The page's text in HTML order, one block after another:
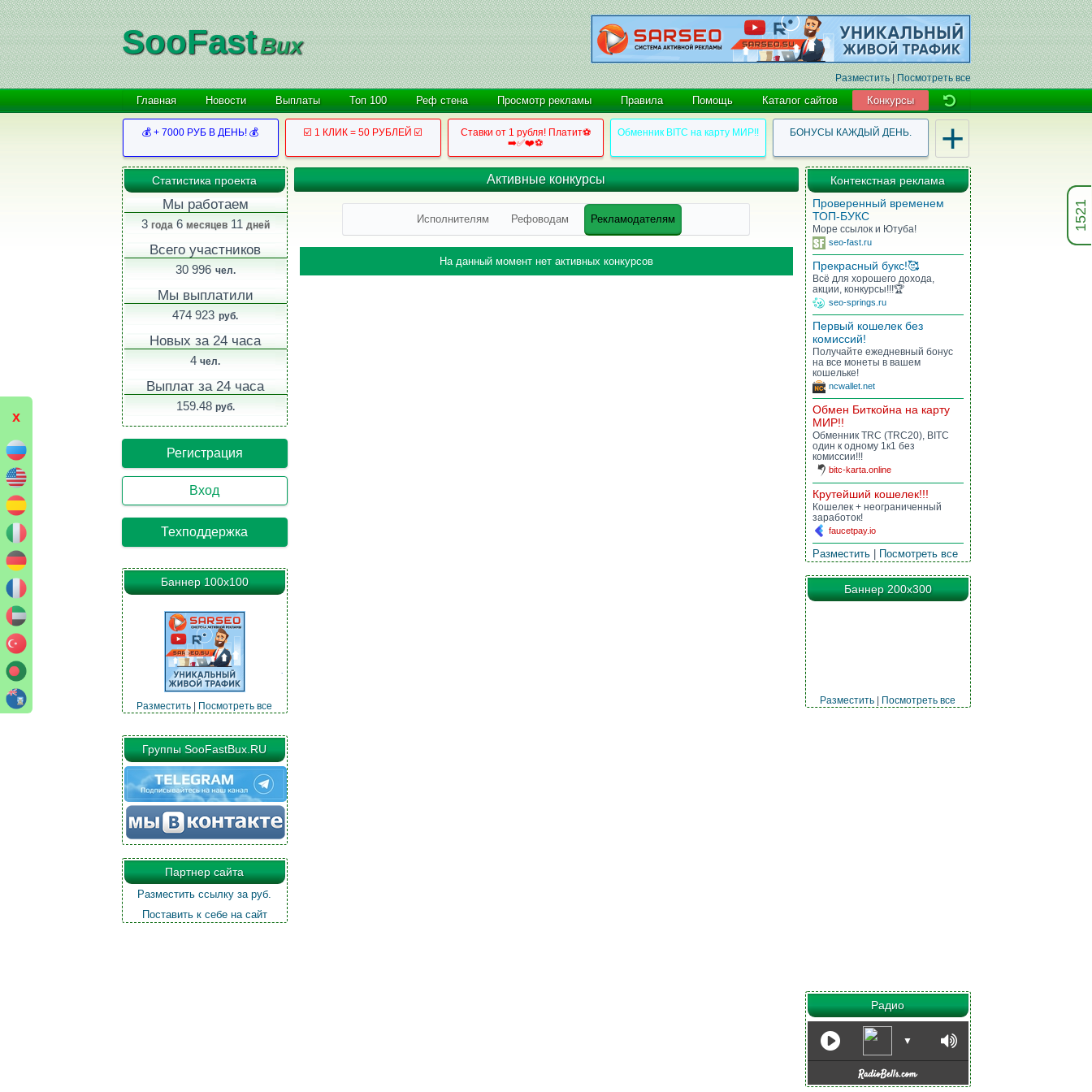
x
1521
SooFastBux
Разместить|Посмотреть все
Главная Новости Выплаты Топ 100 Реф стена Просмотр рекламы Правила Помощь Каталог сайтов Конкурсы
💰 + 7000 РУБ В ДЕНЬ! 💰 ☑️ 1 КЛИК = 50 РУБЛЕЙ ☑️
Ставки от 1 рубля! Платит⚽
➡️✅❤️⚽
Обменник BITC на карту МИР!! БОНУСЫ КАЖДЫЙ ДЕНЬ. +
Статистика проекта
Мы работаем
3 года 6 месяцев11 дней
Всего участников
30 996 чел.
Мы выплатили
474 923 руб.
Новых за 24 часа
4 чел.
Выплат за 24 часа
159.48 руб.
Регистрация
Вход
Техподдержка
Баннер 100х100
Разместить | Посмотреть все
Группы SooFastBux.RU
Партнер сайта
Разместить ссылку за руб.
Поставить к себе на сайт
Активные конкурсы
Исполнителям Рефоводам Рекламодателям
На данный момент нет активных конкурсов
Контекстная реклама
Проверенный временем
ТОП-БУКС
Море ссылок и Ютуба!
seo-fast.ru
Прекрасный букс!🥰
Всё для хорошего дохода,
акции, конкурсы!!!🏆
seo-springs.ru
Первый кошелек без
комиссий!
Получайте ежедневный бонус
на все монеты в вашем
кошельке!
ncwallet.net
Обмен Биткойна на карту
МИР!!
Обменник TRC (TRC20), BITC
один к одному 1к1 без
комиссии!!!
bitc-karta.online
Крутейший кошелек!!!
Кошелек + неограниченный
заработок!
faucetpay.io
Разместить| Посмотреть все
Баннер 200х300
Разместить | Посмотреть все
Радио
▼